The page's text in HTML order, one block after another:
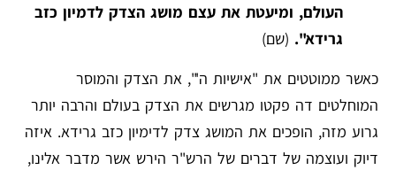
העולם, ומיעטת את עצם מושג הצדק לדמיון כזב
גרידא". (שם)
כאשר ממוטטים את "אישיות ה'", את הצדק והמוסר
המוחלטים דה פקטו מגרשים את הצדק בעולם והרבה יותר
גרוע מזה, הופכים את המושג צדק לדימיון כזב גרידא. איזה
דיוק ועוצמה של דברים של הרש"ר הירש אשר מדבר אלינו,